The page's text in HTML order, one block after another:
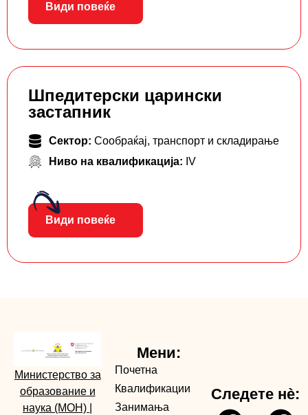
Види повеќе
Шпедитерски царински
застапник
Сектор: Сообраќај, транспорт и складирање
Ниво на квалификација: IV
Види повеќе
Министерство за
образование и
наука (МОН)
Мени:
Почетна
Квалификации
Занимања
Следете нè: